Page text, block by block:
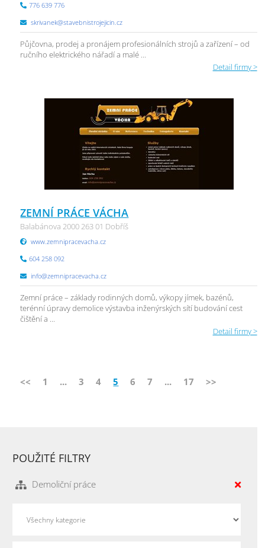
776 639 776
skrivanek@stavebnistrojejicin.cz
Půjčovna, prodej a pronájem profesionálních strojů a zařízení – od
ručního elektrického nářadí a malé ...
Detail firmy >
ZEMNÍ PRÁCE VÁCHA
Balabánova 2000 263 01 Dobříš
www.zemnipracevacha.cz
604 258 092
info@zemnipracevacha.cz
Zemní práce – základy rodinných domů, výkopy jímek, bazénů,
terénní úpravy demolice výstavba inženýrských sítí budování cest
čištění a ...
Detail firmy >
<< 1 ... 3 4 5 6 7 ... 17 >>
POUŽITÉ FILTRY
Demoliční práce